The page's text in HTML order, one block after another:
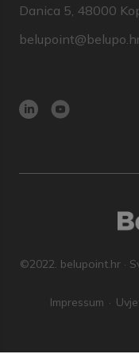
Danica 5, 48000
©2022. belupoint.hr ·
Impressum